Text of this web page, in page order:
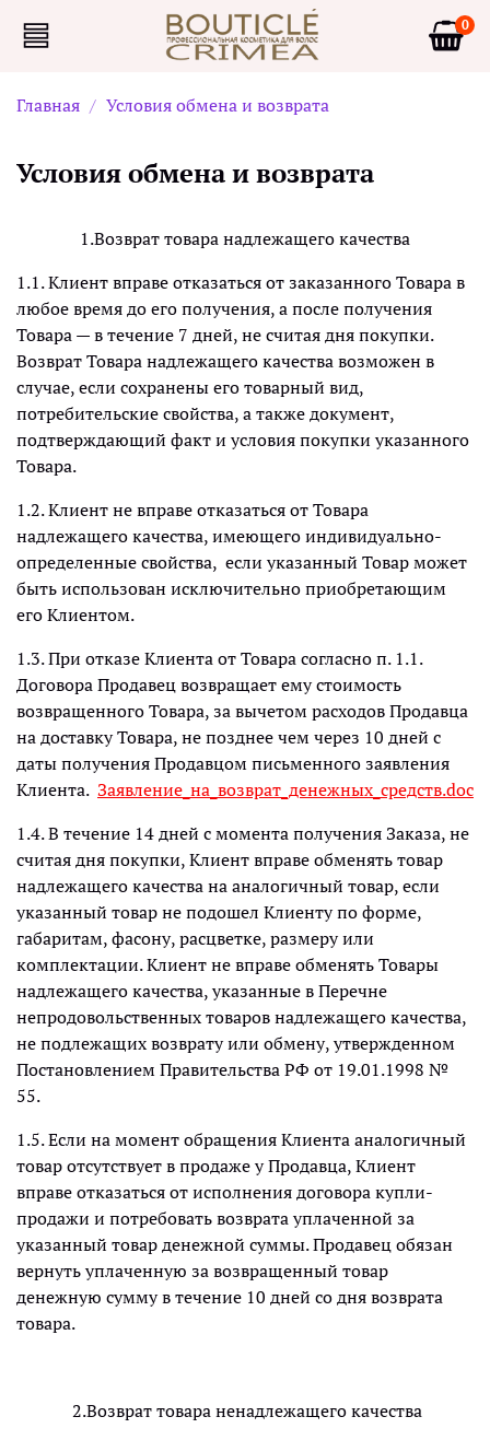
0
Главная Условия обмена и возврата
Условия обмена и возврата
1.Возврат товара надлежащего качества
1.1. Клиент вправе отказаться от заказанного Товара в
любое время до его получения, а после получения
Товара — в течение 7 дней, не считая дня покупки.
Возврат Товара надлежащего качества возможен в
случае, если сохранены его товарный вид,
потребительские свойства, а также документ,
подтверждающий факт и условия покупки указанного
Товара.
1.2. Клиент не вправе отказаться от Товара
надлежащего качества, имеющего индивидуально-
определенные свойства, если указанный Товар может
быть использован исключительно приобретающим
его Клиентом.
1.3. При отказе Клиента от Товара согласно п. 1.1.
Договора Продавец возвращает ему стоимость
возвращенного Товара, за вычетом расходов Продавца
на доставку Товара, не позднее чем через 10 дней с
даты получения Продавцом письменного заявления
Клиента. Заявление_на_возврат_денежных_средств.doc
1.4. В течение 14 дней с момента получения Заказа, не
считая дня покупки, Клиент вправе обменять товар
надлежащего качества на аналогичный товар, если
указанный товар не подошел Клиенту по форме,
габаритам, фасону, расцветке, размеру или
комплектации. Клиент не вправе обменять Товары
надлежащего качества, указанные в Перечне
непродовольственных товаров надлежащего качества,
не подлежащих возврату или обмену, утвержденном
Постановлением Правительства РФ от 19.01.1998 №
55.
1.5. Если на момент обращения Клиента аналогичный
товар отсутствует в продаже у Продавца, Клиент
вправе отказаться от исполнения договора купли-
продажи и потребовать возврата уплаченной за
указанный товар денежной суммы. Продавец обязан
вернуть уплаченную за возвращенный товар
денежную сумму в течение 10 дней со дня возврата
товара.
2.Возврат товара ненадлежащего качества